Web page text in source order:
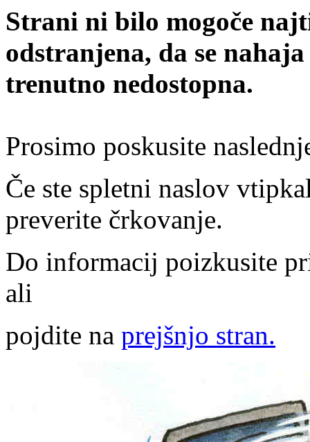
Strani ni bilo mogoče
odstranjena, da se
trenutno nedostopna.
Prosimo poskusite
Če ste spletni naslov
preverite črkovanje.
Do informacij poizkusite
ali
pojdite na prejšnjo stran.